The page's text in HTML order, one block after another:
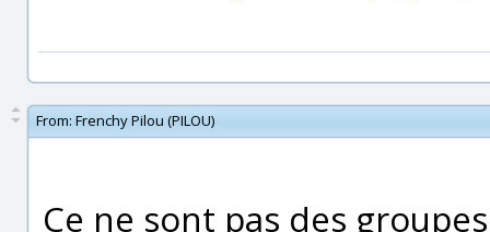
From: Frenchy Pilou (PILOU)
Ce ne sont pas des